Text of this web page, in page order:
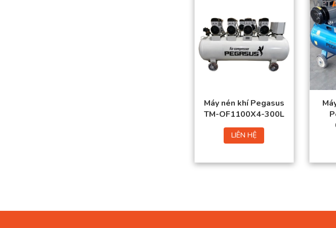
Máy nén khí Pegasus
TM-OF1100X4-300L
LIÊN HỆ